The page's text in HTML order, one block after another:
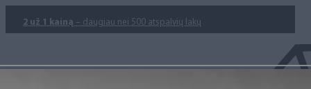
2 už 1 kainą – daugiau nei 500 atspalvių lakų